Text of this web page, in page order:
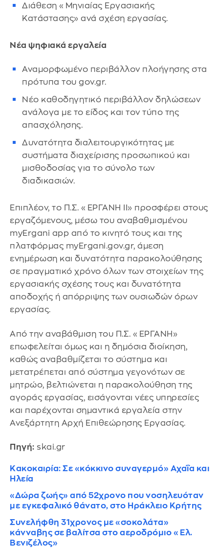
Διάθεση «Μηνιαίας Εργασιακής
Κατάστασης» ανά σχέση εργασίας.
Νέα ψηφιακά εργαλεία
Αναμορφωμένο περιβάλλον πλοήγησης στα
πρότυπα του gov.gr.
Νέο καθοδηγητικό περιβάλλον δηλώσεων
ανάλογα με το είδος και τον τύπο της
απασχόλησης.
Δυνατότητα διαλειτουργικότητας με
συστήματα διαχείρισης προσωπικού και
μισθοδοσίας για το σύνολο των
διαδικασιών.
Επιπλέον, το Π.Σ. «ΕΡΓΑΝΗ ΙΙ» προσφέρει στους
εργαζόμενους, μέσω του αναβαθμισμένου
myErgani app από το κινητό τους και της
πλατφόρμας myErgani.gov.gr, άμεση
ενημέρωση και δυνατότητα παρακολούθησης
σε πραγματικό χρόνο όλων των στοιχείων της
εργασιακής σχέσης τους και δυνατότητα
αποδοχής ή απόρριψης των ουσιωδών όρων
εργασίας.
Από την αναβάθμιση του Π.Σ. «ΕΡΓΑΝΗ»
επωφελείται όμως και η δημόσια διοίκηση,
καθώς αναβαθμίζεται το σύστημα και
μετατρέπεται από σύστημα γεγονότων σε
μητρώο, βελτιώνεται η παρακολούθηση της
αγοράς εργασίας, εισάγονται νέες υπηρεσίες
και παρέχονται σημαντικά εργαλεία στην
Ανεξάρτητη Αρχή Επιθεώρησης Εργασίας.
Πηγή: skai.gr
Κακοκαιρία: Σε «κόκκινο συναγερμό» Αχαΐα και
Ηλεία
«Δώρα ζωής» από 52χρονο που νοσηλευόταν
με εγκεφαλικό θάνατο, στο Ηράκλειο Κρήτης
Συνελήφθη 31χρονος με «σοκολάτα»
κάνναβης σε βαλίτσα στο αεροδρόμιο «Ελ.
Βενιζέλος»